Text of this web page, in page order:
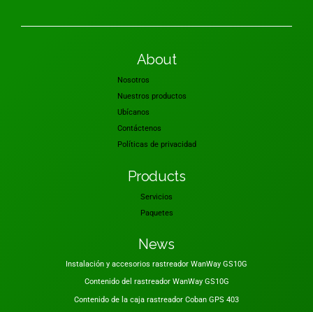
About
Nosotros
Nuestros productos
Ubícanos
Contáctenos
Políticas de privacidad
Products
Servicios
Paquetes
News
Instalación y accesorios rastreador WanWay GS10G
Contenido del rastreador WanWay GS10G
Contenido de la caja rastreador Coban GPS 403